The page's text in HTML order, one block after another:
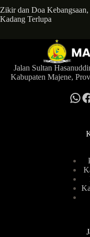
Zikir dan Doa
Kadang Terlupa
Jalan Sultan
Kabupaten Majene,